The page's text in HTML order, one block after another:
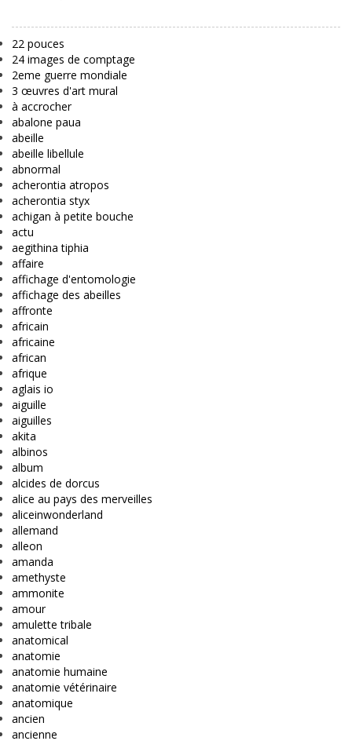
22 pouces
24 images de comptage
2eme guerre mondiale
3 œuvres d'art mural
à accrocher
abalone paua
abeille
abeille libellule
abnormal
acherontia atropos
acherontia styx
achigan à petite bouche
actu
aegithina tiphia
affaire
affichage d'entomologie
affichage des abeilles
affronte
africain
africaine
african
afrique
aglais io
aiguille
aiguilles
akita
albinos
album
alcides de dorcus
alice au pays des merveilles
aliceinwonderland
allemand
alleon
amanda
amethyste
ammonite
amour
amulette tribale
anatomical
anatomie
anatomie humaine
anatomie vétérinaire
anatomique
ancien
ancienne